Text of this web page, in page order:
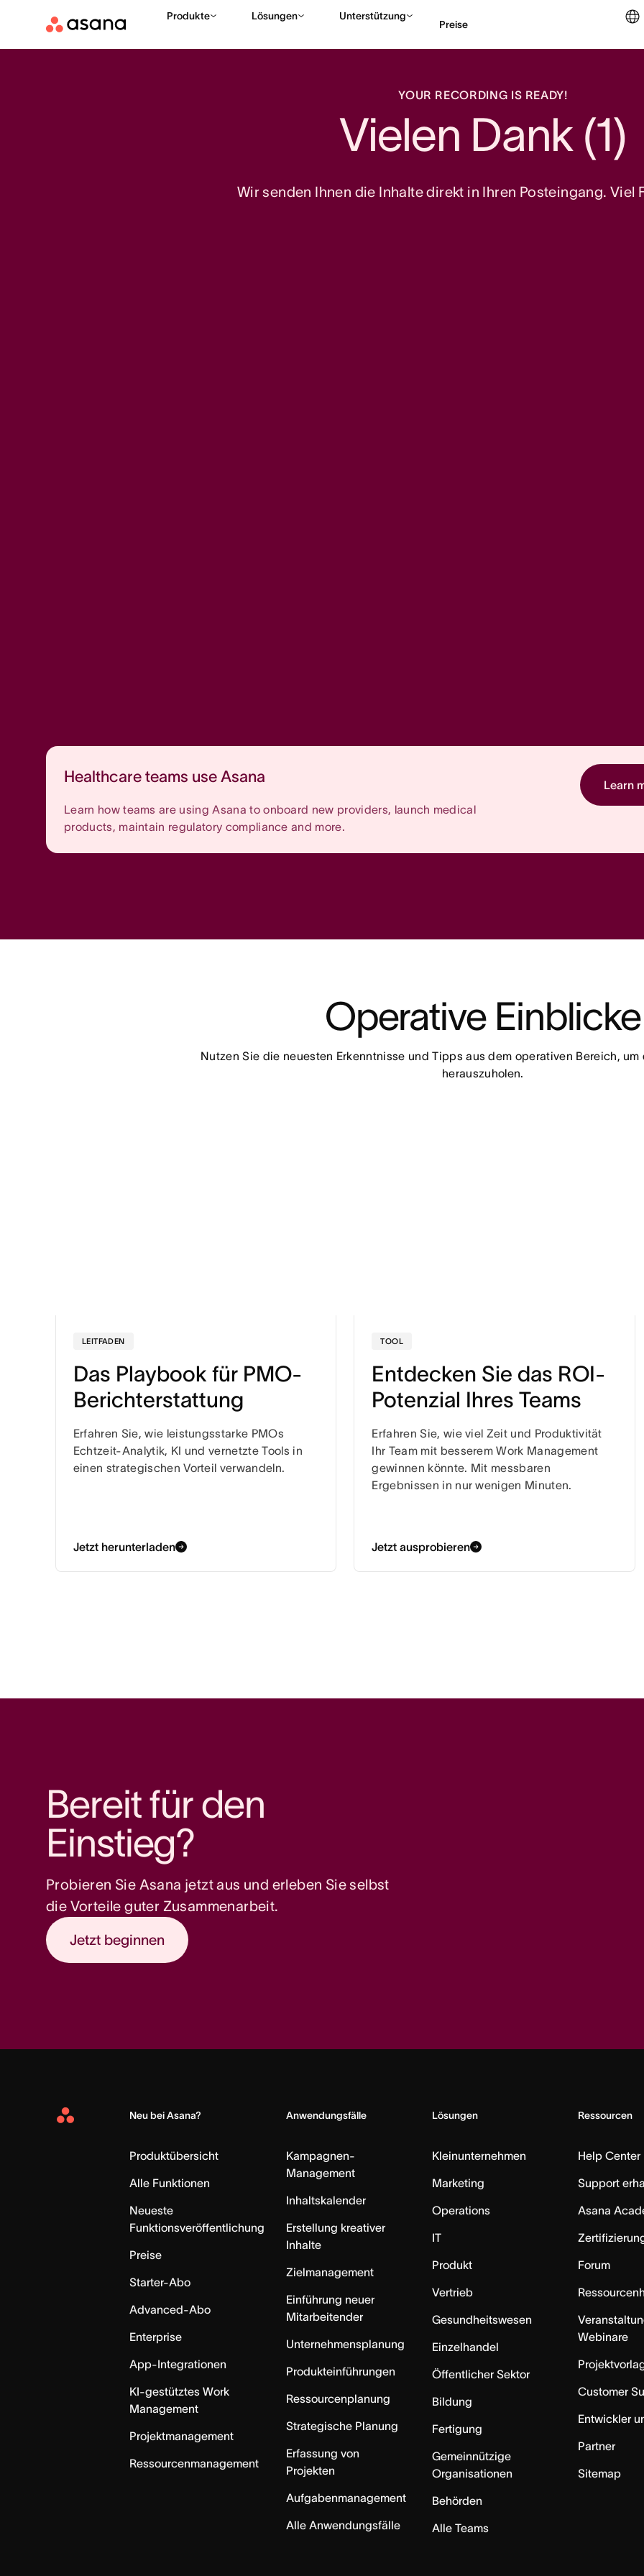
Produkte Lösungen Unterstützung
Preise
YOUR RECORDING IS READY!
Vielen Dank (1)
Wir senden Ihnen die Inhalte direkt in Ihren Posteingang. Viel
Healthcare teams use Asana
Learn how teams are using Asana to onboard new providers, launch medical
products, maintain regulatory compliance and more.
Learn
Operative Einblicke
Nutzen Sie die neuesten Erkenntnisse und Tipps aus dem operativen Bereich,
herauszuholen.
LEITFADEN
Das Playbook für PMO-
Berichterstattung
Erfahren Sie, wie leistungsstarke PMOs
Echtzeit-Analytik, KI und vernetzte Tools in
einen strategischen Vorteil verwandeln.
Jetzt herunterladen
TOOL
Entdecken Sie das ROI-
Potenzial Ihres Teams
Erfahren Sie, wie viel Zeit und Produktivität
Ihr Team mit besserem Work Management
gewinnen könnte. Mit messbaren
Ergebnissen in nur wenigen Minuten.
Jetzt ausprobieren
Bereit für den
Einstieg?
Probieren Sie Asana jetzt aus und erleben Sie selbst
die Vorteile guter Zusammenarbeit.
Jetzt beginnen
Asana
Neu bei Asana?
Produktübersicht
Alle Funktionen
Neueste
Funktionsveröffentlichung
Preise
Starter-Abo
Advanced-Abo
Enterprise
App-Integrationen
KI-gestütztes Work
Management
Projektmanagement
Ressourcenmanagement
Anwendungsfälle
Kampagnen-
Management
Inhaltskalender
Erstellung kreativer
Inhalte
Zielmanagement
Einführung neuer
Mitarbeitender
Unternehmensplanung
Produkteinführungen
Ressourcenplanung
Strategische Planung
Erfassung von
Projekten
Aufgabenmanagement
Alle Anwendungsfälle
Lösungen
Kleinunternehmen
Marketing
Operations
IT
Produkt
Vertrieb
Gesundheitswesen
Einzelhandel
Öffentlicher Sektor
Bildung
Fertigung
Gemeinnützige
Organisationen
Behörden
Alle Teams
Ressourcen
Help Center
Support
Asana
Forum
Webinare
Customer
Entwickler
Partner
Sitemap